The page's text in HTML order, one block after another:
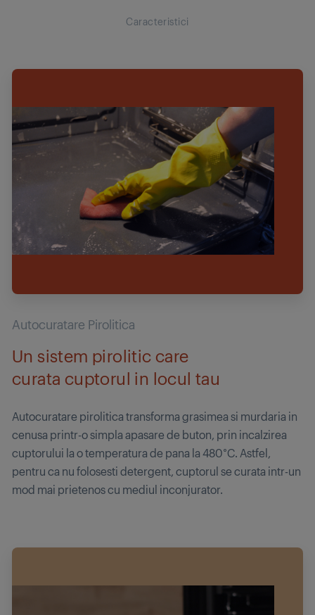
Caracteristici
Autocuratare Pirolitica
Un sistem pirolitic care
curata cuptorul in locul tau
Autocuratare pirolitica transforma grasimea si murdaria in
cenusa printr-o simpla apasare de buton, prin incalzirea
cuptorului la o temperatura de pana la 480°C. Astfel,
pentru ca nu folosesti detergent, cuptorul se curata intr-un
mod mai prietenos cu mediul inconjurator.